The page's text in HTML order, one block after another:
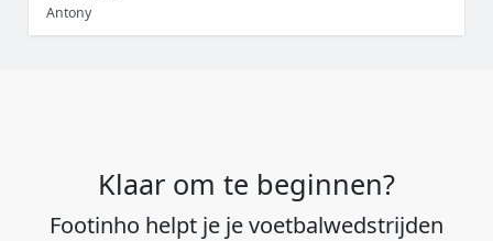
Antony
Klaar om te beginnen?
Footinho helpt je je voetbalwedstrijden